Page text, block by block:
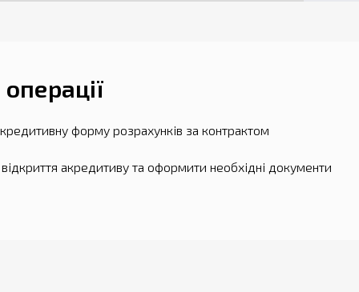
форму розрахунків за контрактом
акредитиву та оформити необхідні документи